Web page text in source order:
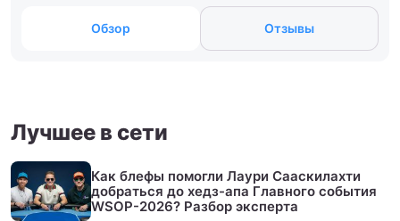
Обзор Отзывы
Лучшее в сети
Как блефы помогли Лаури Сааскилахти
добраться до хедз-апа Главного события
WSOP-2026? Разбор эксперта